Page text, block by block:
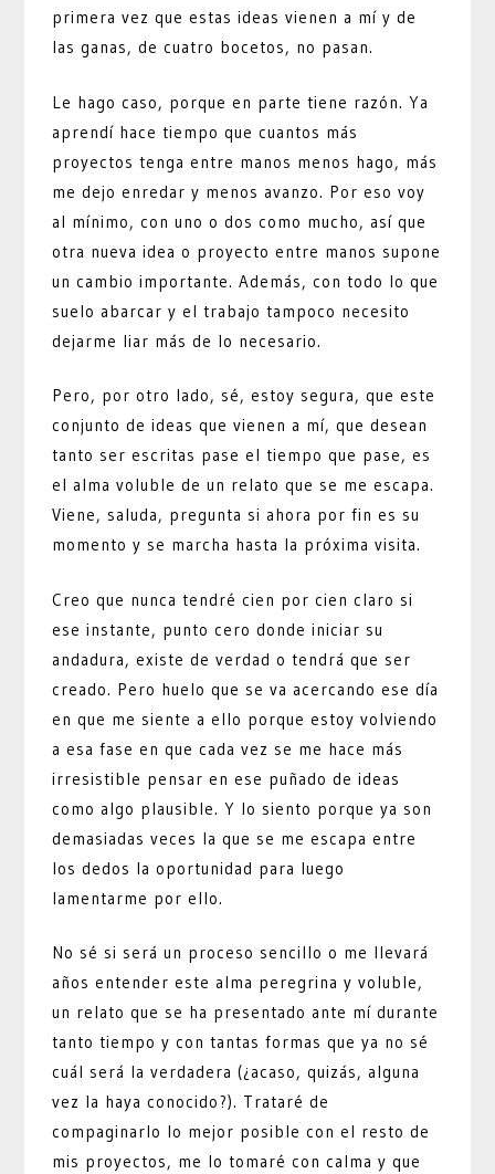
primera vez que estas ideas vienen a mí y de
las ganas, de cuatro bocetos, no pasan.
Le hago caso, porque en parte tiene razón. Ya
aprendí hace tiempo que cuantos más
proyectos tenga entre manos menos hago, más
me dejo enredar y menos avanzo. Por eso voy
al mínimo, con uno o dos como mucho, así que
otra nueva idea o proyecto entre manos supone
un cambio importante. Además, con todo lo que
suelo abarcar y el trabajo tampoco necesito
dejarme liar más de lo necesario.
Pero, por otro lado, sé, estoy segura, que este
conjunto de ideas que vienen a mí, que desean
tanto ser escritas pase el tiempo que pase, es
el alma voluble de un relato que se me escapa.
Viene, saluda, pregunta si ahora por fin es su
momento y se marcha hasta la próxima visita.
Creo que nunca tendré cien por cien claro si
ese instante, punto cero donde iniciar su
andadura, existe de verdad o tendrá que ser
creado. Pero huelo que se va acercando ese día
en que me siente a ello porque estoy volviendo
a esa fase en que cada vez se me hace más
irresistible pensar en ese puñado de ideas
como algo plausible. Y lo siento porque ya son
demasiadas veces la que se me escapa entre
los dedos la oportunidad para luego
lamentarme por ello.
No sé si será un proceso sencillo o me llevará
años entender este alma peregrina y voluble,
un relato que se ha presentado ante mí durante
tanto tiempo y con tantas formas que ya no sé
cuál será la verdadera (¿acaso, quizás, alguna
vez la haya conocido?). Trataré de
compaginarlo lo mejor posible con el resto de
mis proyectos, me lo tomaré con calma y que